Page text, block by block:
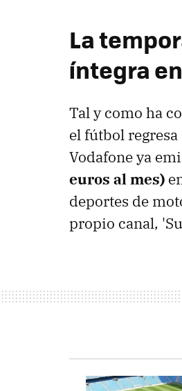
La
íntegra
Tal y como ha
el fútbol
Vodafone ya
euros al mes)
deportes de
propio canal,